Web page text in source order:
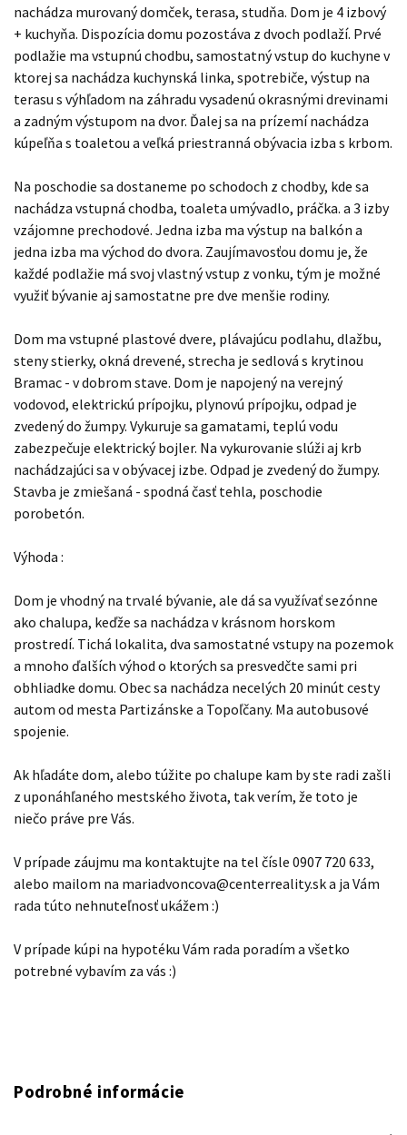
nachádza murovaný domček, terasa, studňa. Dom je 4 izbový
+ kuchyňa. Dispozícia domu pozostáva z dvoch podlaží. Prvé
podlažie ma vstupnú chodbu, samostatný vstup do kuchyne v
ktorej sa nachádza kuchynská linka, spotrebiče, výstup na
terasu s výhľadom na záhradu vysadenú okrasnými drevinami
a zadným výstupom na dvor. Ďalej sa na prízemí nachádza
kúpeľňa s toaletou a veľká priestranná obývacia izba s krbom.
Na poschodie sa dostaneme po schodoch z chodby, kde sa
nachádza vstupná chodba, toaleta umývadlo, práčka. a 3 izby
vzájomne prechodové. Jedna izba ma výstup na balkón a
jedna izba ma východ do dvora. Zaujímavosťou domu je, že
každé podlažie má svoj vlastný vstup z vonku, tým je možné
využiť bývanie aj samostatne pre dve menšie rodiny.
Dom ma vstupné plastové dvere, plávajúcu podlahu, dlažbu,
steny stierky, okná drevené, strecha je sedlová s krytinou
Bramac - v dobrom stave. Dom je napojený na verejný
vodovod, elektrickú prípojku, plynovú prípojku, odpad je
zvedený do žumpy. Vykuruje sa gamatami, teplú vodu
zabezpečuje elektrický bojler. Na vykurovanie slúži aj krb
nachádzajúci sa v obývacej izbe. Odpad je zvedený do žumpy.
Stavba je zmiešaná - spodná časť tehla, poschodie
porobetón.
Výhoda :
Dom je vhodný na trvalé bývanie, ale dá sa využívať sezónne
ako chalupa, keďže sa nachádza v krásnom horskom
prostredí. Tichá lokalita, dva samostatné vstupy na pozemok
a mnoho ďalších výhod o ktorých sa presvedčte sami pri
obhliadke domu. Obec sa nachádza necelých 20 minút cesty
autom od mesta Partizánske a Topoľčany. Ma autobusové
spojenie.
Ak hľadáte dom, alebo túžite po chalupe kam by ste radi zašli
z uponáhľaného mestského života, tak verím, že toto je
niečo práve pre Vás.
V prípade záujmu ma kontaktujte na tel čísle 0907 720 633,
alebo mailom na mariadvoncova@centerreality.sk a ja Vám
rada túto nehnuteľnosť ukážem :)
V prípade kúpi na hypotéku Vám rada poradím a všetko
potrebné vybavím za vás :)
Podrobné informácie